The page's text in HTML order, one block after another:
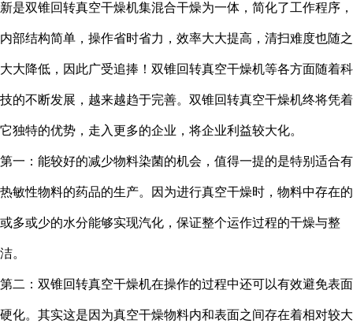
新是双锥回转真空干燥机集混合干燥为一体，简化了工作程序，
内部结构简单，操作省时省力，效率大大提高，清扫难度也随之
大大降低，因此广受追捧！双锥回转真空干燥机等各方面随着科
技的不断发展，越来越趋于完善。双锥回转真空干燥机终将凭着
它独特的优势，走入更多的企业，将企业利益较大化。
第一：能较好的减少物料染菌的机会，值得一提的是特别适合有
热敏性物料的药品的生产。因为进行真空干燥时，物料中存在的
或多或少的水分能够实现汽化，保证整个运作过程的干燥与整
洁。
第二：双锥回转真空干燥机在操作的过程中还可以有效避免表面
硬化。其实这是因为真空干燥物料内和表面之间存在着相对较大